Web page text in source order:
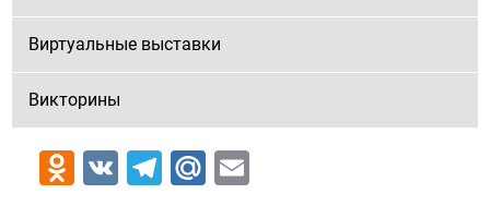
Виртуальные выставки
Викторины
Odnoklassniki
VK Telegram
Mail.Ru